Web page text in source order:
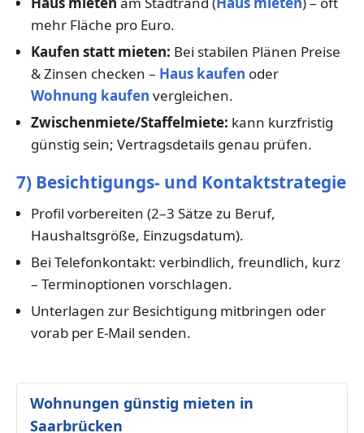
mehr Fläche pro Euro.
Kaufen statt mieten: Bei stabilen Plänen Preise
& Zinsen checken – Haus kaufen oder
Wohnung kaufen vergleichen.
Zwischenmiete/Staffelmiete: kann kurzfristig
günstig sein; Vertragsdetails genau prüfen.
7) Besichtigungs- und Kontaktstrategie
Profil vorbereiten (2–3 Sätze zu Beruf,
Haushaltsgröße, Einzugsdatum).
Bei Telefonkontakt: verbindlich, freundlich, kurz
– Terminoptionen vorschlagen.
Unterlagen zur Besichtigung mitbringen oder
vorab per E-Mail senden.
Wohnungen günstig mieten in
Saarbrücken